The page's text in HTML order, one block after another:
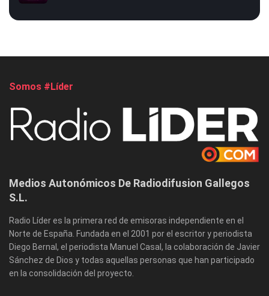
Somos #Líder
Medios Autonómicos De Radiodifusion Gallegos
S.L.
Radio Líder es la primera red de emisoras independiente en el
Norte de España. Fundada en el 2001 por el escritor y periodista
Diego Bernal, el periodista Manuel Casal, la colaboración de Javier
Sánchez de Dios y todas aquellas personas que han participado
en la consolidación del proyecto.